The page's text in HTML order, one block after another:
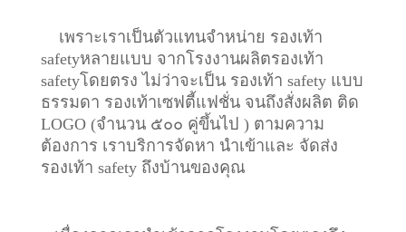
เพราะเราเป็นตัวแทนจำหน่าย รองเท้า
safetyหลายแบบ จากโรงงานผลิตรองเท้า
safetyโดยตรง ไม่ว่าจะเป็น รองเท้า safety แบบ
ธรรมดา รองเท้าเซฟตี้แฟชั่น จนถึงสั่งผลิต ติด
LOGO (จำนวน ๕๐๐ คู่ขึ้นไป ) ตามความ
ต้องการ เราบริการจัดหา นำเข้าและ จัดส่ง
รองเท้า safety ถึงบ้านของคุณ